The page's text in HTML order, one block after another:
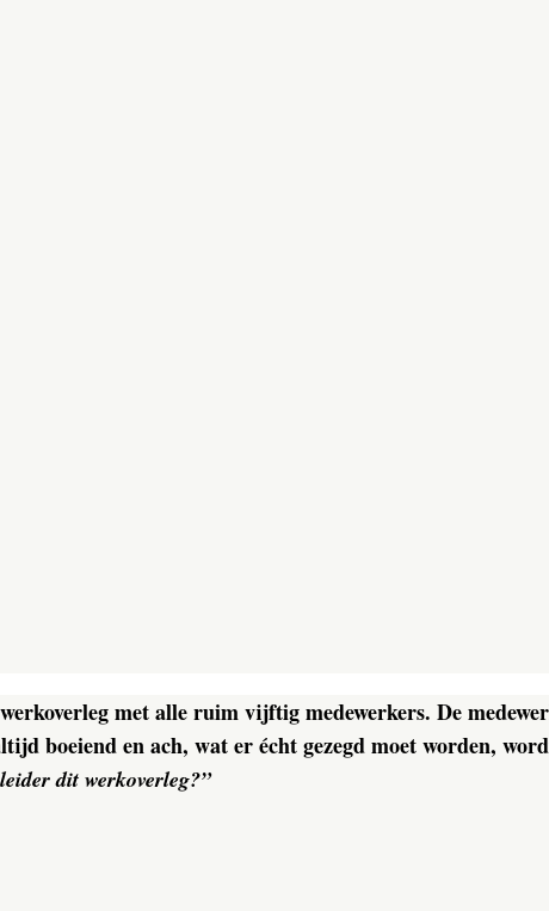
met alle ruim vijftig medewerkers. De
boeiend en ach, wat er écht gezegd moet worden,
dit werkoverleg?”